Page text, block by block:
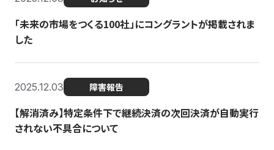
「未来の市場をつくる100社」にコングラントが掲載されま
した
2025.12.03 障害報告
【解消済み】特定条件下で継続決済の次回決済が自動実行
されない不具合について